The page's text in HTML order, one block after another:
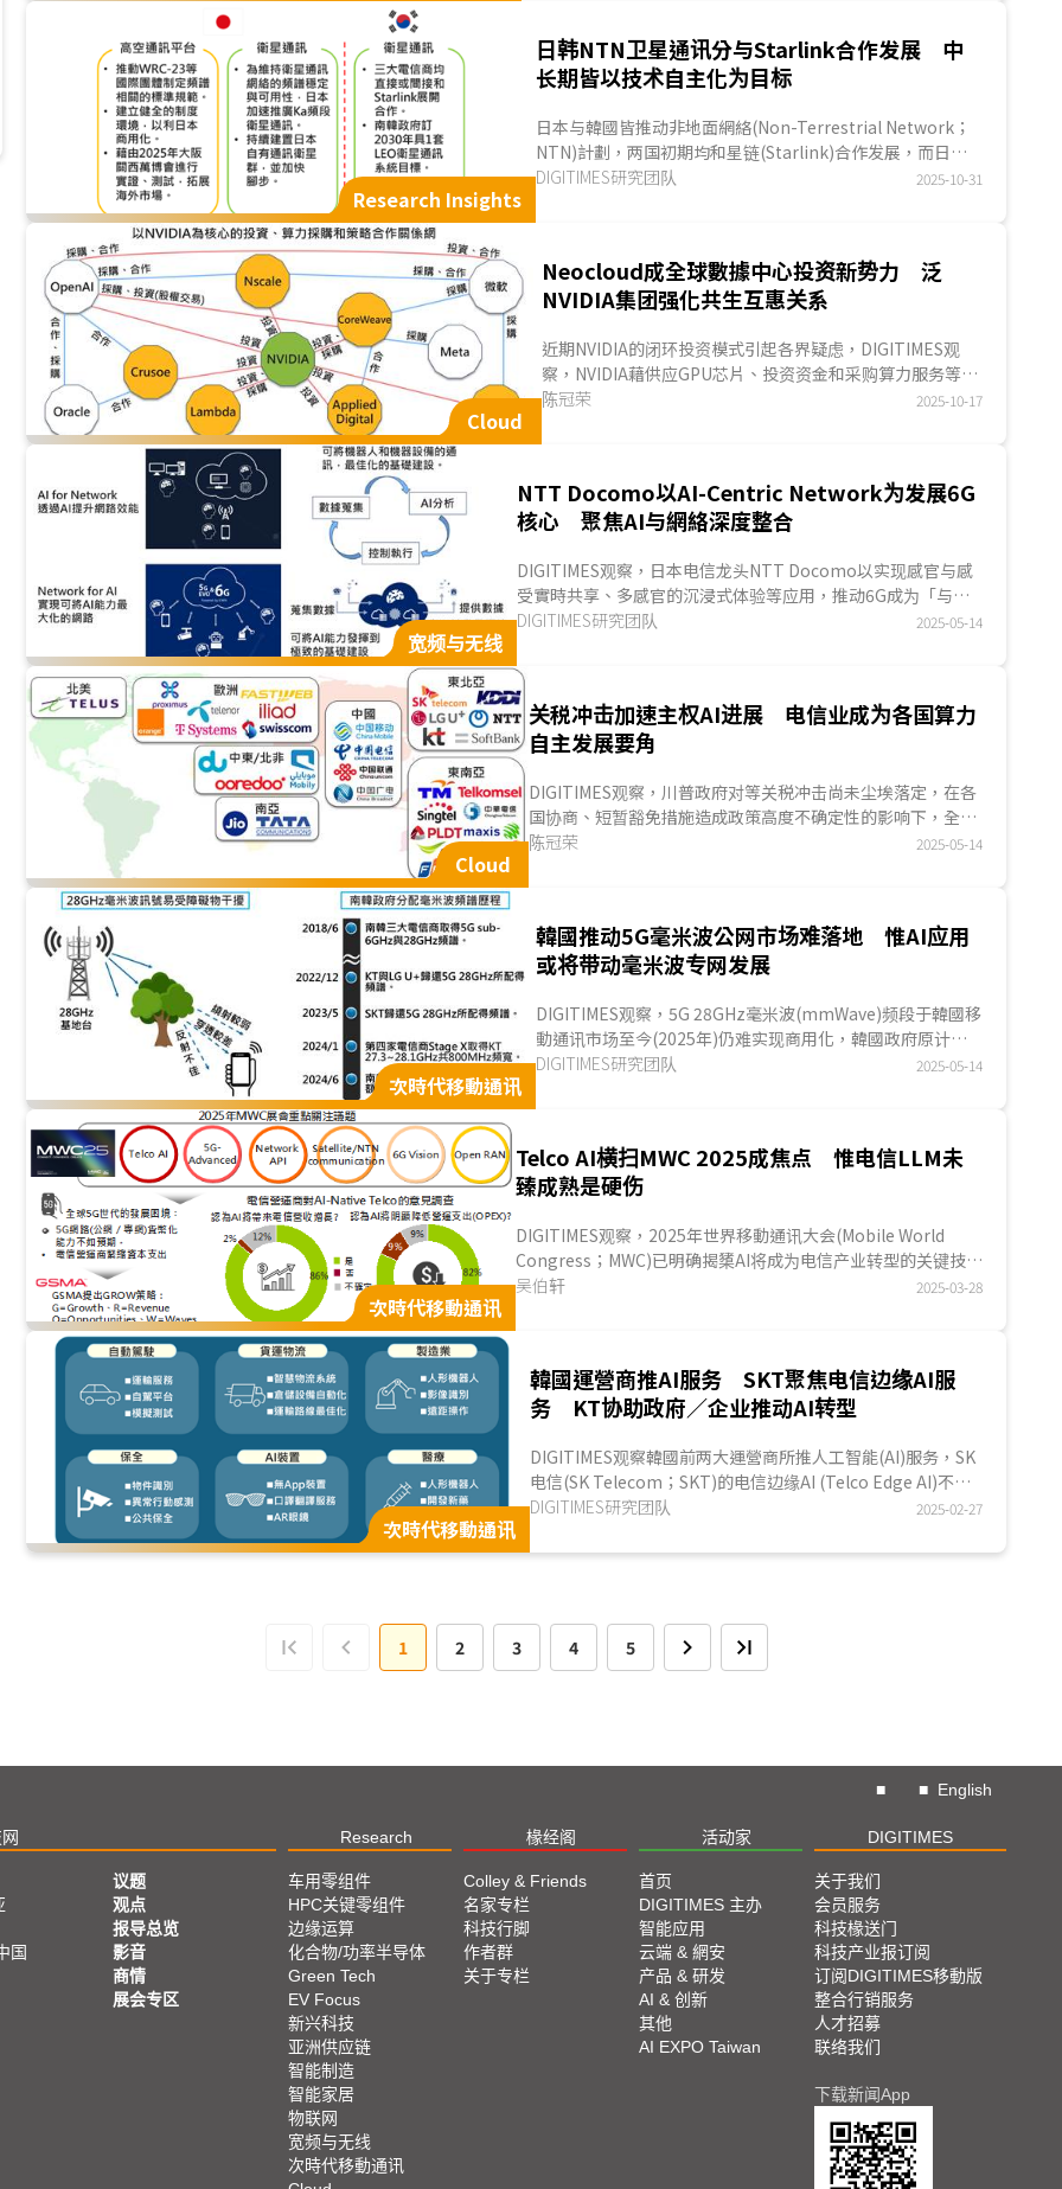
争优势的考验。...
Research Insights
日韩NTN卫星通讯分与Starlink合作发展 中
长期皆以技术自主化为目标
日本与韓國皆推动非地面網絡(Non-Terrestrial Network；
NTN)計劃，两国初期均和星链(Starlink)合作发展，而日本
于手机直连卫星通讯服务进展较韓國快速。为维持卫星通...
DIGITIMES研究团队 2025-10-31
Cloud
Neocloud成全球數據中心投资新势力 泛
NVIDIA集团强化共生互惠关系
近期NVIDIA的闭环投资模式引起各界疑虑，DIGITIMES观
察，NVIDIA藉供应GPU芯片、投资资金和采购算力服务等方
式，扶植新兴GPU云端业者，凸显与NVIDIA关系密切...
陈冠荣 2025-10-17
宽频与无线
NTT Docomo以AI-Centric Network为发展6G
核心 聚焦AI与網絡深度整合
DIGITIMES观察，日本电信龙头NTT Docomo以实现感官与感
受實時共享、多感官的沉浸式体验等应用，推动6G成为「与人
深度融合的资通讯技术」为目标，积极投入太赫兹...
DIGITIMES研究团队 2025-05-14
Cloud
关税冲击加速主权AI进展 电信业成为各国算力
自主发展要角
DIGITIMES观察，川普政府对等关税冲击尚未尘埃落定，在各
国协商、短暂豁免措施造成政策高度不确定性的影响下，全球
AI服务市场发展仍垄罩供应链可能中断的阴霾，因此...
陈冠荣 2025-05-14
次時代移動通讯
韓國推动5G毫米波公网市场难落地 惟AI应用
或将带动毫米波专网发展
DIGITIMES观察，5G 28GHz毫米波(mmWave)频段于韓國移
動通讯市场至今(2025年)仍难实现商用化，韓國政府原计划
扶植第四家电信营运商Stage X将5G毫米波应用于地铁...
DIGITIMES研究团队 2025-05-14
次時代移動通讯
Telco AI横扫MWC 2025成焦点 惟电信LLM未
臻成熟是硬伤
DIGITIMES观察，2025年世界移動通讯大会(Mobile World
Congress；MWC)已明确揭橥AI将成为电信产业转型的关键技
术，同时也是协助电信产业在后5G時代提高網絡...
吴伯轩 2025-03-28
次時代移動通讯
韓國運營商推AI服务 SKT聚焦电信边缘AI服
务 KT协助政府／企业推动AI转型
DIGITIMES观察韓國前两大運營商所推人工智能(AI)服务，SK
电信(SK Telecom；SKT)的电信边缘AI (Telco Edge AI)不仅
运用AI提升網絡效率，还将提供机房闲置空间...
DIGITIMES研究团队 2025-02-27
1 2 3 4 5
■ ■ English
Research 椽经阁 活动家 DIGITIMES
国
议题
观点
报导总览
影音
商情
展会专区
车用零组件
HPC关键零组件
边缘运算
化合物/功率半导体
Green Tech
EV Focus
新兴科技
亚洲供应链
智能制造
智能家居
物联网
宽频与无线
次時代移動通讯
Colley & Friends
名家专栏
科技行脚
作者群
关于专栏
首页
DIGITIMES 主办
智能应用
云端 & 網安
产品 & 研发
AI & 创新
其他
AI EXPO Taiwan
关于我们
会员服务
科技椽送门
科技产业报订阅
订阅DIGITIMES移動版
整合行销服务
人才招募
联络我们
下载新闻App